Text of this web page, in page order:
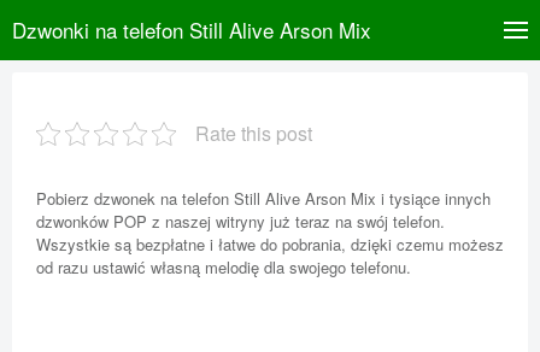
Dzwonki na telefon Still Alive Arson Mix
Rate this post
Pobierz dzwonek na telefon Still Alive Arson Mix i tysiące innych
dzwonków POP z naszej witryny już teraz na swój telefon.
Wszystkie są bezpłatne i łatwe do pobrania, dzięki czemu możesz
od razu ustawić własną melodię dla swojego telefonu.